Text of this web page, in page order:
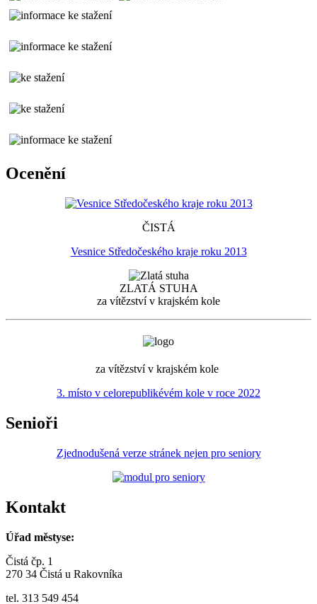
Ocenění
ČISTÁ
Vesnice Středočeského kraje roku 2013
ZLATÁ STUHA
za vítězství v krajském kole
za vítězství v krajském kole
3. místo v celorepublikévém kole v roce 2022
Senioři
Zjednodušená verze stránek nejen pro seniory
Kontakt
Úřad městyse:
Čistá čp. 1
270 34 Čistá u Rakovníka
tel. 313 549 454